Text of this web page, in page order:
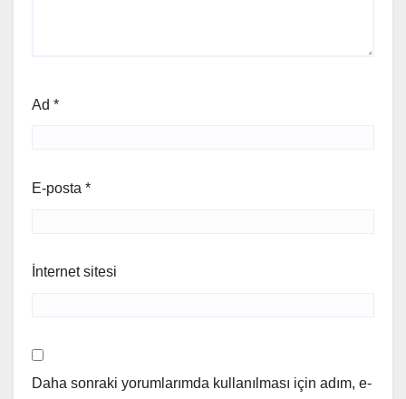
Ad *
E-posta *
İnternet sitesi
Daha sonraki yorumlarımda kullanılması için adım, e-